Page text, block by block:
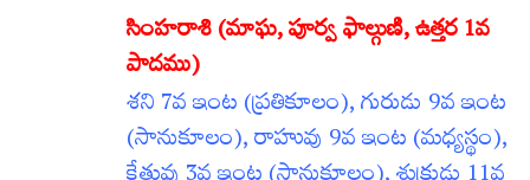
సింహరాశి (మాఘ, పూర్వ ఫాల్గుణి, ఉత్తర 1వ
పాదము)
శని 7వ ఇంట (ప్రతికూలం), గురుడు 9వ ఇంట
(సానుకూలం), రాహువు 9వ ఇంట (మధ్యస్థం),